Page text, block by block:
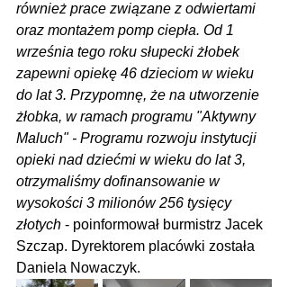
również prace związane z odwiertami
oraz montażem pomp ciepła. Od 1
września tego roku słupecki żłobek
zapewni opiekę 46 dzieciom w wieku
do lat 3. Przypomnę, że na utworzenie
żłobka, w ramach programu "Aktywny
Maluch" - Programu rozwoju instytucji
opieki nad dziećmi w wieku do lat 3,
otrzymaliśmy dofinansowanie w
wysokości 3 milionów 256 tysięcy
złotych - poinformował burmistrz Jacek
Szczap. Dyrektorem placówki została
Daniela Nowaczyk.